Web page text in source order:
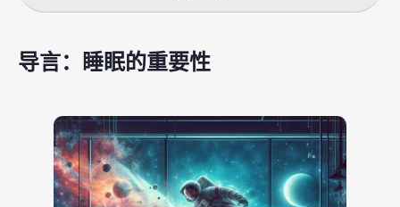
导言：睡眠的重要性